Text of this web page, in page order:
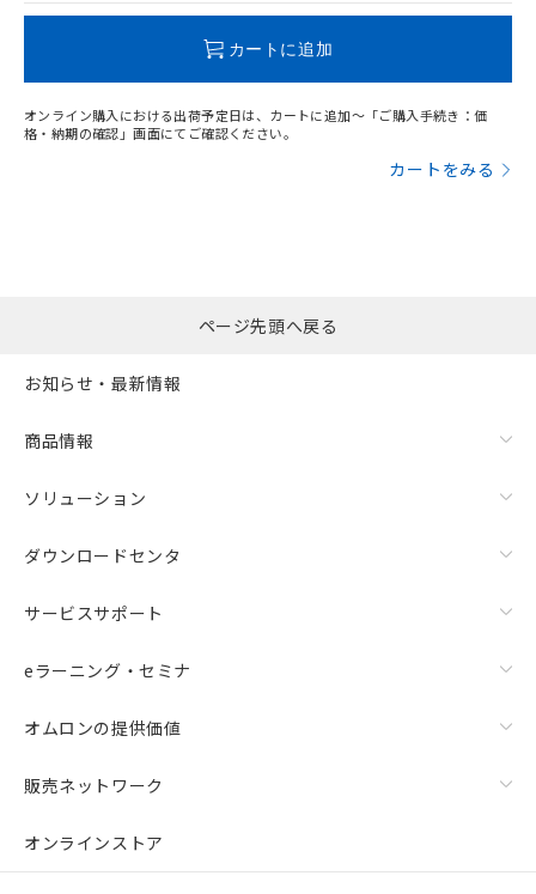
カートに追加
オンライン購入における出荷予定日は、カートに追加～「ご購入手続き：価
格・納期の確認」画面にてご確認ください。
カートをみる
ページ先頭へ戻る
お知らせ・最新情報
商品情報
ソリューション
ダウンロードセンタ
サービスサポート
eラーニング・セミナ
オムロンの提供価値
販売ネットワーク
オンラインストア